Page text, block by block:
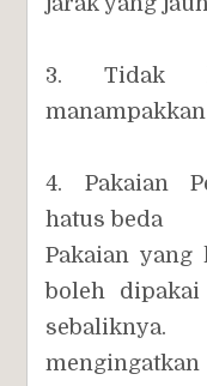
3. Tidak
4. Pakaian
hatus beda
Pakaian
boleh